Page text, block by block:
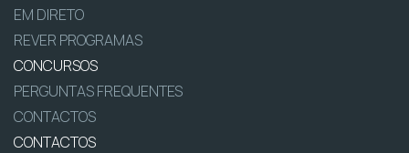
EM DIRETO
REVER PROGRAMAS
CONCURSOS
PERGUNTAS FREQUENTES
CONTACTOS
CONTACTOS